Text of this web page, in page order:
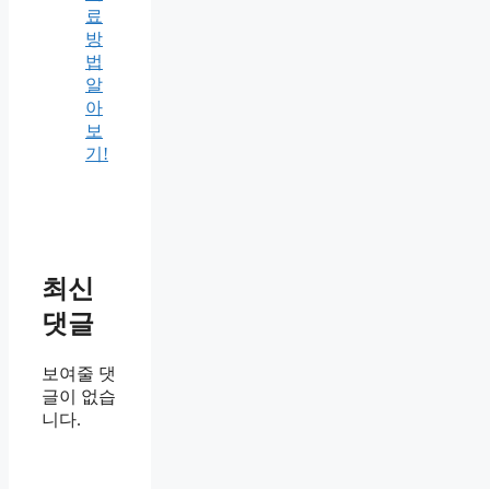
료
방
법
알
아
보
기!
최신
댓글
보여줄 댓
글이 없습
니다.